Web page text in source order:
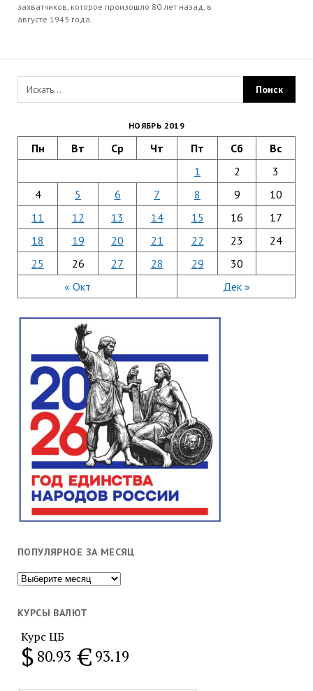
захватчиков, которое произошло 80 лет назад, в
августе 1943 года.
НОЯБРЬ 2019
Пн Вт Ср Чт Пт Сб Вс
« Окт Дек »
1 2
3
4
5 6 7 8 9
10
11
12 13 14 15 16
17
18
19 20 21 22 23
24
25
26 27 28 29 30
ПОПУЛЯРНОЕ ЗА МЕСЯЦ
Популярное
месяц
КУРСЫ ВАЛЮТ
Курс ЦБ
$ 80.93 € 93.19